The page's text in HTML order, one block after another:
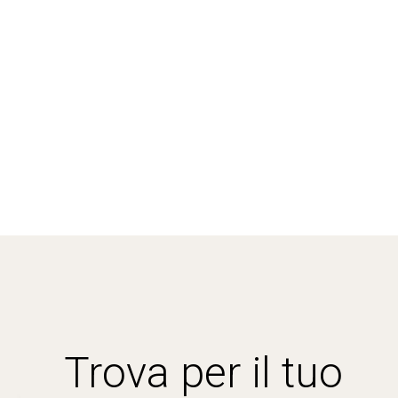
Trova per il tuo